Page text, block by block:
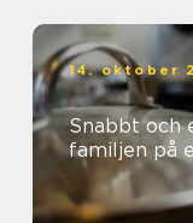
14. oktober
Snabbt och
familjen på